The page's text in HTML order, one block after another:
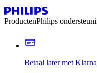
ProductenPhilips
Betaal later met Klarna